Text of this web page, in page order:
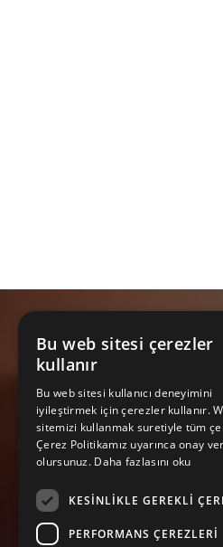
Tüm
almaktan
Bize
Bu web sitesi çerezler
kullanır
Bu web sitesi kullanıcı deneyimini
iyileştirmek için çerezler kullanır.
sitemizi kullanmak suretiyle tüm
Çerez Politikamız uyarınca onay
olursunuz. Daha fazlasını oku
KESINLIKLE GEREKLI
PERFORMANS ÇEREZLERI